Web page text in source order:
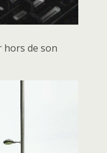
hors de son